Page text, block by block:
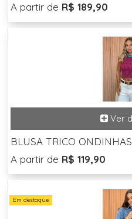
A partir de R$ 189,90
BLUSA TRICO ONDINHAS
A partir de R$ 119,90
Em destaque